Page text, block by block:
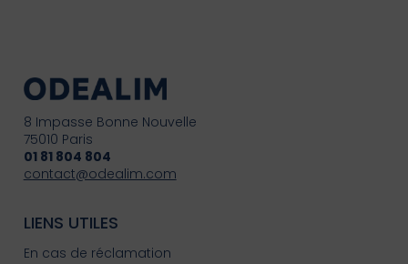
8 Impasse Bonne Nouvelle
75010 Paris
01 81 804 804
contact@odealim.com
LIENS UTILES
En cas de réclamation